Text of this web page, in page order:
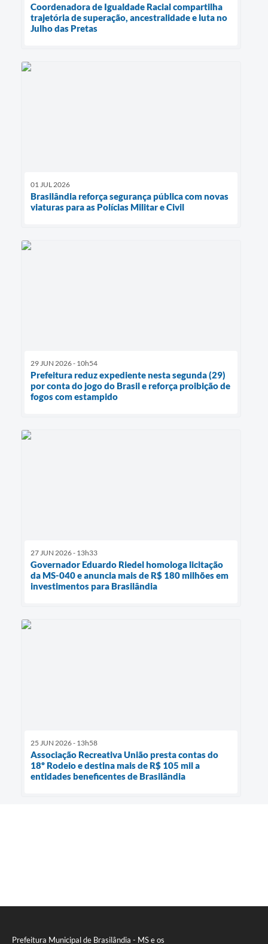
Prefeitura Municipal de Brasilândia - MS e os
Coordenadora de Igualdade Racial compartilha
trajetória de superação, ancestralidade e luta no
Julho das Pretas
01 JUL 2026
Brasilândia reforça segurança pública com novas
viaturas para as Polícias Militar e Civil
29 JUN 2026 - 10h54
Prefeitura reduz expediente nesta segunda (29)
por conta do jogo do Brasil e reforça proibição de
fogos com estampido
27 JUN 2026 - 13h33
Governador Eduardo Riedel homologa licitação
da MS-040 e anuncia mais de R$ 180 milhões em
investimentos para Brasilândia
25 JUN 2026 - 13h58
Associação Recreativa União presta contas do
18º Rodeio e destina mais de R$ 105 mil a
entidades beneficentes de Brasilândia